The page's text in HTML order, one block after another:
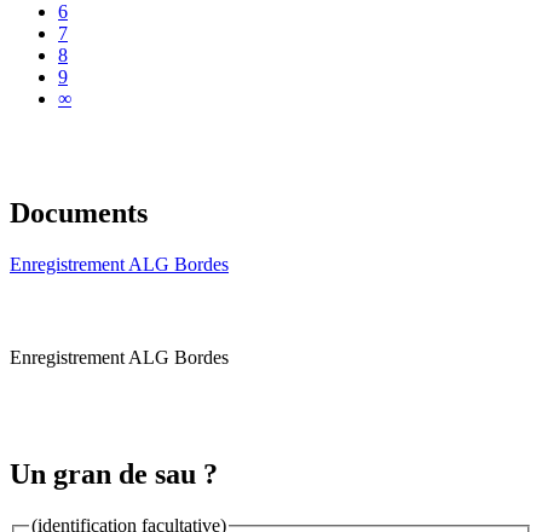
6
7
8
9
∞
Documents
Enregistrement ALG Bordes
Enregistrement ALG Bordes
Un gran de sau ?
(identification facultative)